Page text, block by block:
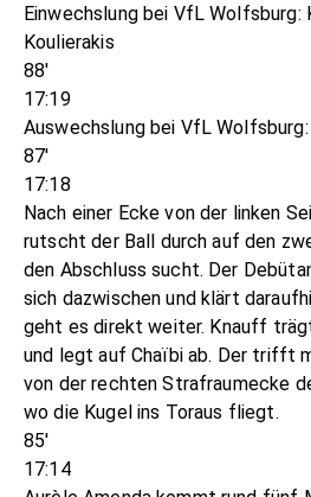
Einwechslung bei VfL Wolfsburg:
Koulierakis
88'
17:19
Auswechslung bei VfL
87'
17:18
Nach einer Ecke von der linken
rutscht der Ball durch auf den
den Abschluss sucht. Der
sich dazwischen und klärt
geht es direkt weiter. Knauff
und legt auf Chaïbi ab. Der trifft
von der rechten Strafraumecke
wo die Kugel ins Toraus fliegt.
85'
17:14